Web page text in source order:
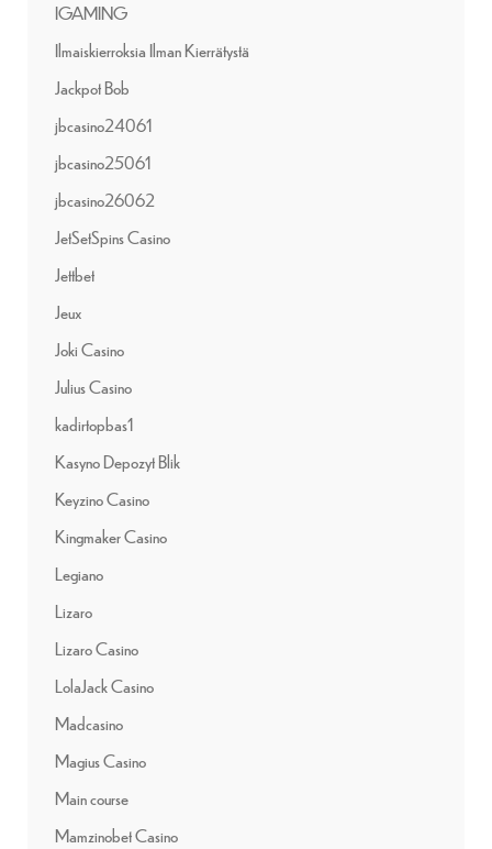
IGAMING
Ilmaiskierroksia Ilman Kierrätystä
Jackpot Bob
jbcasino24061
jbcasino25061
jbcasino26062
JetSetSpins Casino
Jettbet
Jeux
Joki Casino
Julius Casino
kadirtopbas1
Kasyno Depozyt Blik
Keyzino Casino
Kingmaker Casino
Legiano
Lizaro
Lizaro Casino
LolaJack Casino
Madcasino
Magius Casino
Main course
Mamzinobet Casino